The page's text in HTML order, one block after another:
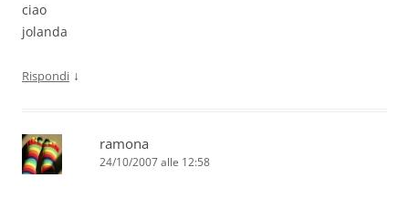
ciao
jolanda
Rispondi ↓
ramona
24/10/2007 alle 12:58